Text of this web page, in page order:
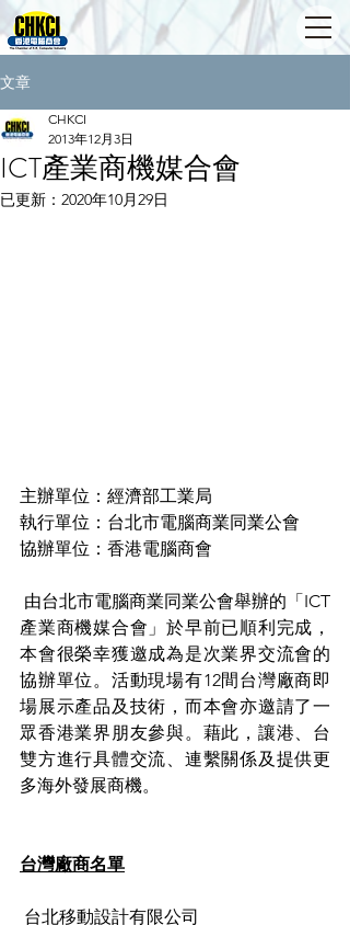
文章
ICT產業商機媒合會
CHKCI
2013年12月3日
已更新： 2020年10月29日
主辦單位：經濟部工業局
執行單位：台北市電腦商業同業公會
協辦單位：香港電腦商會
由台北市電腦商業同業公會舉辦的「ICT
產業商機媒合會」於早前已順利完成，
本會很榮幸獲邀成為是次業界交流會的
協辦單位。活動現場有12間台灣廠商即
場展示產品及技術，而本會亦邀請了一
眾香港業界朋友參與。藉此，讓港、台
雙方進行具體交流、連繫關係及提供更
多海外發展商機。
台灣廠商名單
台北移動設計有限公司